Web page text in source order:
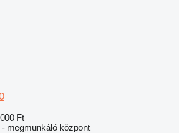
Ft
megmunkáló központ